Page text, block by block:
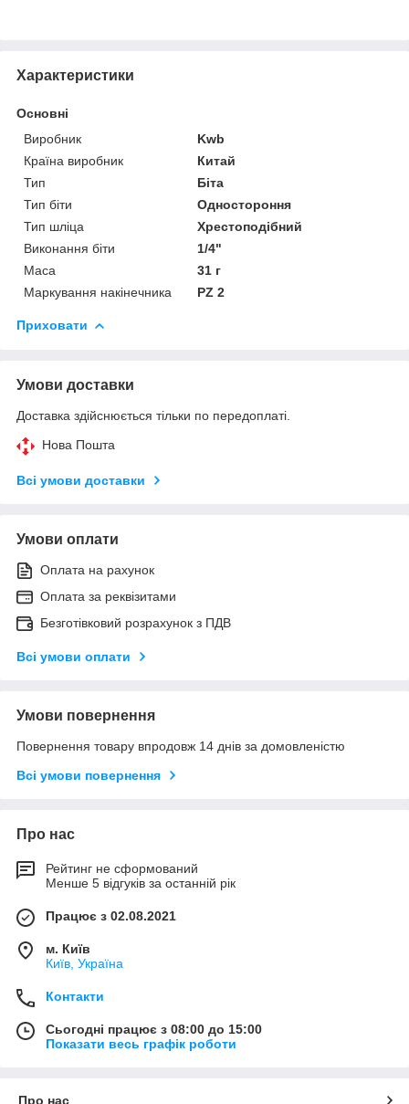
Характеристики
Основні
Виробник
Kwb
Країна виробник
Китай
Тип
Біта
Тип біти
Одностороння
Тип шліца
Хрестоподібний
Виконання біти
1/4"
Маса
31 г
Маркування накінечника
PZ 2
Приховати
Умови доставки
Доставка здійснюється тільки по передоплаті.
Нова Пошта
Всі умови доставки
Умови оплати
Оплата на рахунок
Оплата за реквізитами
Безготівковий розрахунок з ПДВ
Всі умови оплати
Умови повернення
Повернення товару впродовж 14 днів за домовленістю
Всі умови повернення
Про нас
Рейтинг не сформований
Менше 5 відгуків за останній рік
Працює з 02.08.2021
м. Київ
Київ, Україна
Контакти
Сьогодні працює з 08:00 до 15:00
Показати весь графік роботи
Про нас